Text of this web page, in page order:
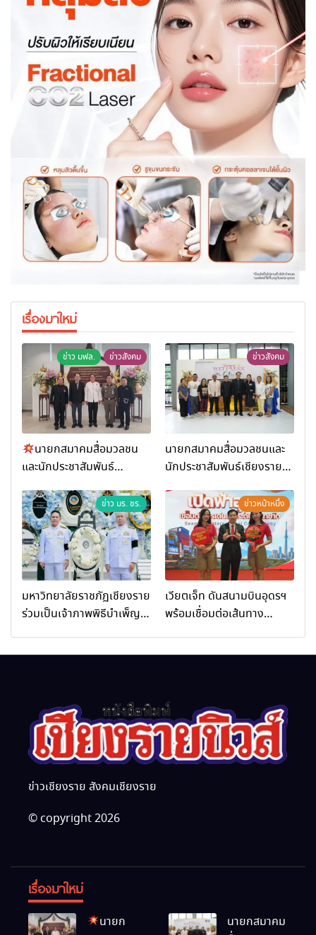
เรื่องมาใหม่
ข่าว มฟล. ข่าวสังคม
นายกสมาคมสื่อมวลชน
และนักประชาสัมพันธ์
เปิด “โครงการเสริมสร้างสุข
ภาวะพระสงฆ์” ถวายพระกุศล
99 พรรษา สมเด็จพระ
สังฆราช
ข่าวสังคม
นายกสมาคมสื่อมวลชนและ
นักประชาสัมพันธ์เชียงราย
การท่องเที่ยวและกีฬาจังหวัด
เชียงราย จัดกิจกรรมอบรม
“การพัฒนาศักยภาพผู้
ประกอบการและเครือข่าย
ธุรกิจ Wellness สู่การ
เติบโตอย่างยั่งยืน (Chiang
Rai Wellness Business
ข่าว มร. ชร.
มหาวิทยาลัยราชภัฏเชียงราย
ร่วมเป็นเจ้าภาพพิธีบำเพ็ญ
ข่าวหน้าหนึ่ง
เวียตเจ็ท ดันสนามบินอุดรฯ
พร้อมเชื่อมต่อเส้นทาง
ข่าวเชียงราย สังคมเชียงราย
© copyright 2026
เรื่องมาใหม่
นายก
นายกสมาคม